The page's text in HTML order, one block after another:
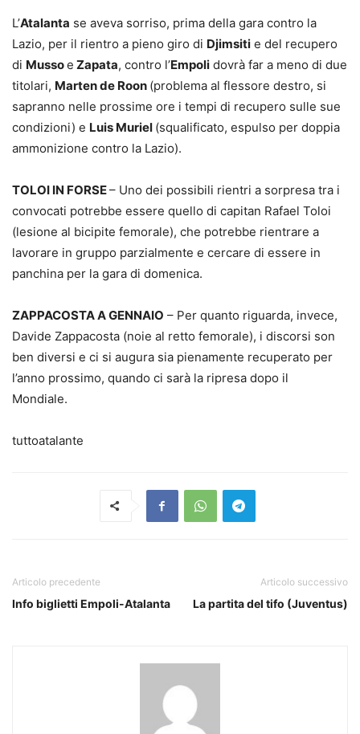
L’Atalanta se aveva sorriso, prima della gara contro la
Lazio, per il rientro a pieno giro di Djimsiti e del recupero
di Mussoe Zapata, contro l’Empoli dovrà far a meno di due
titolari, Marten de Roon (problema al flessore destro, si
sapranno nelle prossime ore i tempi di recupero sulle sue
condizioni) e Luis Muriel (squalificato, espulso per doppia
ammonizione contro la Lazio).
TOLOI IN FORSE– Uno dei possibili rientri a sorpresa tra i
convocati potrebbe essere quello di capitan Rafael Toloi
(lesione al bicipite femorale), che potrebbe rientrare a
lavorare in gruppo parzialmente e cercare di essere in
panchina per la gara di domenica.
ZAPPACOSTA A GENNAIO – Per quanto riguarda, invece,
Davide Zappacosta (noie al retto femorale), i discorsi son
ben diversi e ci si augura sia pienamente recuperato per
l’anno prossimo, quando ci sarà la ripresa dopo il
Mondiale.
tuttoatalante
Articolo precedente
Info biglietti Empoli-Atalanta
Articolo successivo
La partita del tifo (Juventus)